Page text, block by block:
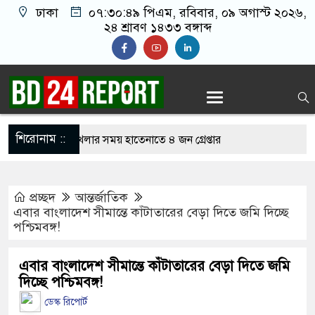
ঢাকা ০৭:৩০:৫০ পিএম, রবিবার, ০৯ অগাস্ট ২০২৬,
২৪ শ্রাবণ ১৪৩৩ বঙ্গাব্দ
শিরোনাম ::
জুয়া খেলার সময় হাতেনাতে ৪ জন গ্রেপ্তার
অসহায় মায়ের মাথার চুল বিক্রি
অমায়িক ব্যবহার পান, জানালেন নারী
প্রচ্ছদ
আন্তর্জাতিক
এবার বাংলাদেশ সীমান্তে কাঁটাতারের বেড়া দিতে জমি দিচ্ছে
পশ্চিমবঙ্গ!
এবার বাংলাদেশ সীমান্তে কাঁটাতারের বেড়া দিতে জমি
দিচ্ছে পশ্চিমবঙ্গ!
ডেস্ক রিপোর্ট